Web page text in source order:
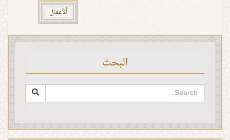
ألأعمال
البحث